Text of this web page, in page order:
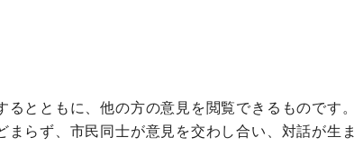
とともに、他の方の意見を閲覧できるものです。
らず、市民同士が意見を交わし合い、対話が生ま